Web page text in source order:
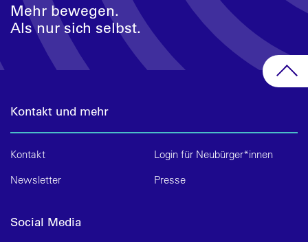
Mehr bewegen.
Als nur sich selbst.
Kontakt und mehr
Kontakt
Login für Neubürger*innen
Newsletter
Presse
Social Media